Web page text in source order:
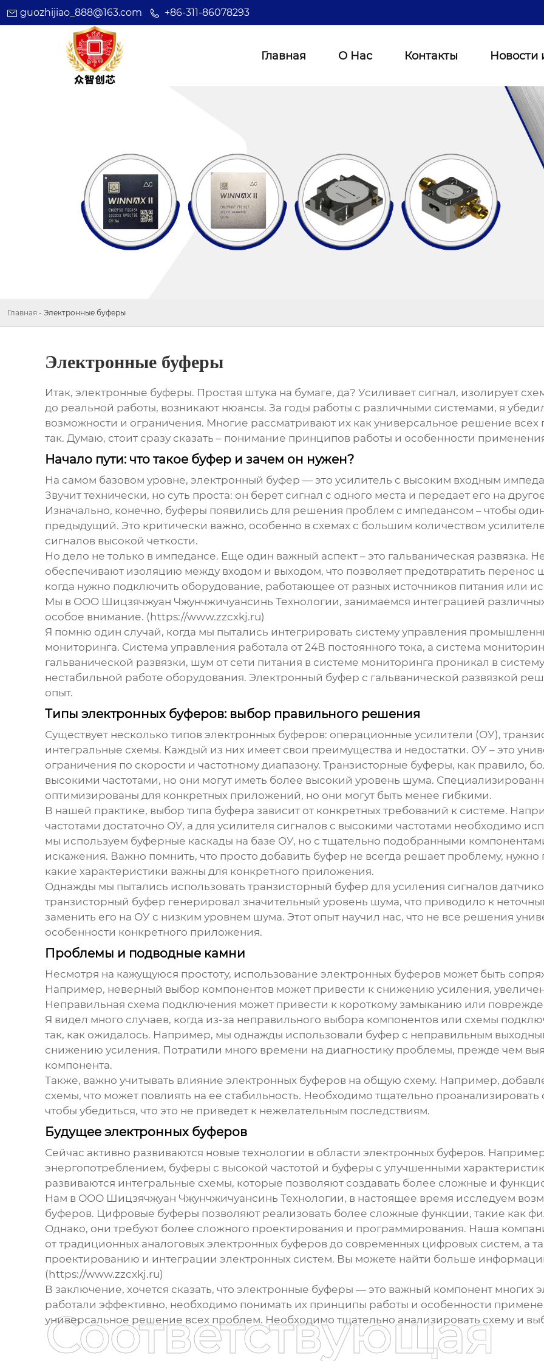
guozhijiao_888@163.com +86-311-86078293
Главная О Нас Контакты Новости
Главная - Электронные буферы
Электронные буферы
Итак, электронные буферы. Простая штука на бумаге, да? Усиливает сигнал, изолирует
до реальной работы, возникают нюансы. За годы работы с различными системами, я
возможности и ограничения. Многие рассматривают их как универсальное решение всех
так. Думаю, стоит сразу сказать – понимание принципов работы и особенности
Начало пути: что такое буфер и зачем он нужен?
На самом базовом уровне, электронный буфер — это усилитель с высоким входным
Звучит технически, но суть проста: он берет сигнал с одного места и передает его на
Изначально, конечно, буферы появились для решения проблем с импедансом – чтобы
предыдущий. Это критически важно, особенно в схемах с большим количеством
сигналов высокой четкости.
Но дело не только в импедансе. Еще один важный аспект – это гальваническая развязка.
обеспечивают изоляцию между входом и выходом, что позволяет предотвратить перенос
когда нужно подключить оборудование, работающее от разных источников питания или
Мы в ООО Шицзячжуан Чжунчжичуансинь Технологии, занимаемся интеграцией
особое внимание. (https://www.zzcxkj.ru)
Я помню один случай, когда мы пытались интегрировать систему управления
мониторинга. Система управления работала от 24В постоянного тока, а система
гальванической развязки, шум от сети питания в системе мониторинга проникал в
нестабильной работе оборудования. Электронный буфер с гальванической развязкой
опыт.
Типы электронных буферов: выбор правильного решения
Существует несколько типов электронных буферов: операционные усилители (ОУ),
интегральные схемы. Каждый из них имеет свои преимущества и недостатки. ОУ – это
ограничения по скорости и частотному диапазону. Транзисторные буферы, как правило,
высокими частотами, но они могут иметь более высокий уровень шума.
оптимизированы для конкретных приложений, но они могут быть менее гибкими.
В нашей практике, выбор типа буфера зависит от конкретных требований к системе.
частотами достаточно ОУ, а для усилителя сигналов с высокими частотами необходимо
мы используем буферные каскады на базе ОУ, но с тщательно подобранными
искажения. Важно помнить, что просто добавить буфер не всегда решает проблему, нужно
какие характеристики важны для конкретного приложения.
Однажды мы пытались использовать транзисторный буфер для усиления сигналов
транзисторный буфер генерировал значительный уровень шума, что приводило к
заменить его на ОУ с низким уровнем шума. Этот опыт научил нас, что не все решения
особенности конкретного приложения.
Проблемы и подводные камни
Несмотря на кажущуюся простоту, использование электронных буферовможет быть
Например, неверный выбор компонентов может привести к снижению усиления,
Неправильная схема подключения может привести к короткому замыканию или
Я видел много случаев, когда из-за неправильного выбора компонентов или схемы
так, как ожидалось. Например, мы однажды использовали буфер с неправильным
снижению усиления. Потратили много времени на диагностику проблемы, прежде чем
компонента.
Также, важно учитывать влияние электронных буферовна общую схему. Например,
схемы, что может повлиять на ее стабильность. Необходимо тщательно
чтобы убедиться, что это не приведет к нежелательным последствиям.
Будущее электронных буферов
Сейчас активно развиваются новые технологии в области электронных буферов.
энергопотреблением, буферы с высокой частотой и буферы с улучшенными
развиваются интегральные схемы, которые позволяют создавать более сложные и
Нам в ООО Шицзячжуан Чжунчжичуансинь Технологии, в настоящее время исследуем
буферов. Цифровые буферы позволяют реализовать более сложные функции, такие как
Однако, они требуют более сложного проектирования и программирования. Наша
от традиционных аналоговых электронных буферовдо современных цифровых систем, а
проектированию и интеграции электронных систем. Вы можете найти больше
(https://www.zzcxkj.ru)
В заключение, хочется сказать, что электронные буферы — это важный компонент многих
работали эффективно, необходимо понимать их принципы работы и особенности
универсальное решение всех проблем. Необходимо тщательно анализировать схему и
Соответствующая